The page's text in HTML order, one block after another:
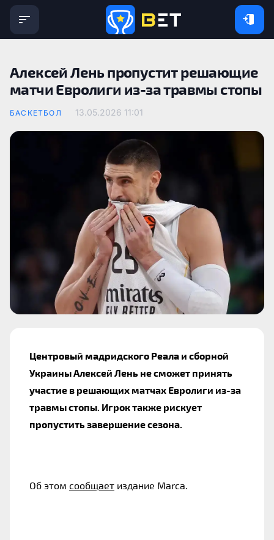
Алексей Лень пропустит решающие
матчи Евролиги из-за травмы стопы
БАСКЕТБОЛ 13.05.2026 11:01
Центровый мадридского Реала и сборной
Украины Алексей Лень не сможет принять
участие в решающих матчах Евролиги из-за
травмы стопы. Игрок также рискует
пропустить завершение сезона.
Об этом сообщает издание Marca.